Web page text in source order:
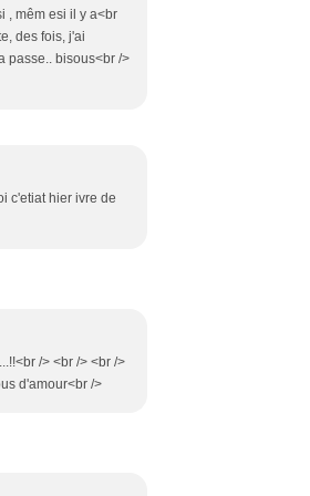
, mêm esi il y a<br
des fois, j'ai
passe.. bisous<br />
c'etiat hier ivre de
/> <br /> <br />
d'amour<br />